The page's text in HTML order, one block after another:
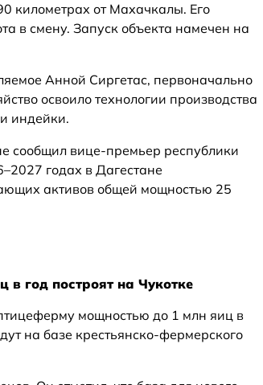
километрах от Махачкалы. Его
в смену. Запуск объекта намечен на
Анной Сиргетас, первоначально
освоило технологии производства
индейки.
сообщил вице-премьер республики
годах в Дагестане
активов общей мощностью 25
год построят на Чукотке
мощностью до 1 млн яиц в
на базе крестьянско-фермерского